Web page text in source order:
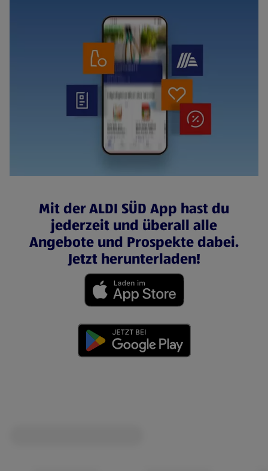
Mit der ALDI SÜD App hast du
jederzeit und überall alle
Angebote und Prospekte dabei.
Jetzt herunterladen!